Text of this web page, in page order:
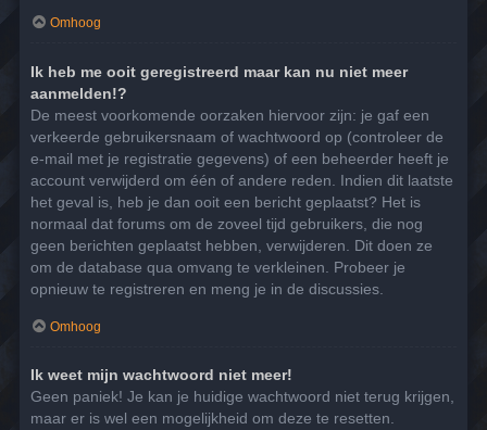
Omhoog
Ik heb me ooit geregistreerd maar kan nu niet meer
aanmelden!?
De meest voorkomende oorzaken hiervoor zijn: je gaf een
verkeerde gebruikersnaam of wachtwoord op (controleer de
e-mail met je registratie gegevens) of een beheerder heeft je
account verwijderd om één of andere reden. Indien dit laatste
het geval is, heb je dan ooit een bericht geplaatst? Het is
normaal dat forums om de zoveel tijd gebruikers, die nog
geen berichten geplaatst hebben, verwijderen. Dit doen ze
om de database qua omvang te verkleinen. Probeer je
opnieuw te registreren en meng je in de discussies.
Omhoog
Ik weet mijn wachtwoord niet meer!
Geen paniek! Je kan je huidige wachtwoord niet terug krijgen,
maar er is wel een mogelijkheid om deze te resetten.